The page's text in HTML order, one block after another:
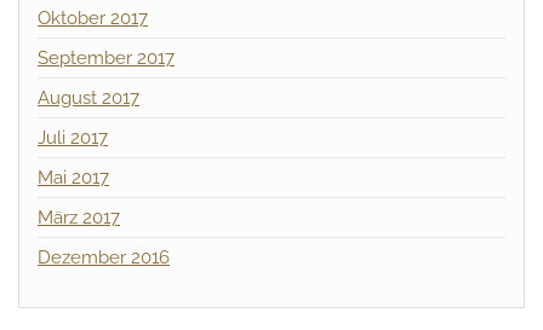
Oktober 2017
September 2017
August 2017
Juli 2017
Mai 2017
März 2017
Dezember 2016